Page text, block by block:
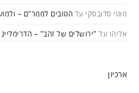
מוטי סדובסקי על הטובים לממר"ם –
אליהו על "ירושלים של זהב" – הדרימליינר ה-12 של אל על –
ארכיון